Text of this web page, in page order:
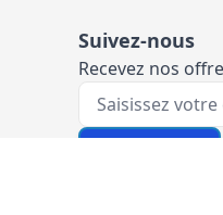
Suivez-nous
Recevez nos
Votre e-mail